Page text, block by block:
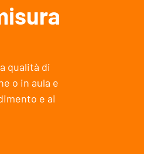
qualità di
o in aula e
e ai